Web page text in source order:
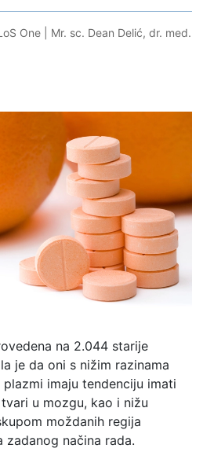
One| Mr. sc. Dean Delić, dr. med.
na 2.044 starije
je da oni s nižim razinama
imaju tendenciju imati
u mozgu, kao i nižu
moždanih regija
zadanog načina rada.